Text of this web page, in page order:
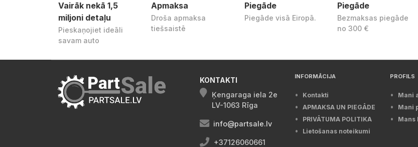
Vairāk nekā 1,5
miljoni detaļu
Pieskaņojiet ideāli
savam auto
Apmaksa
Droša apmaksa
tiešsaistē
Piegāde
Piegāde visā Eiropā.
Piegāde
Bezmaksas piegāde
no 300 €
KONTAKTI
Ķengaraga iela 2e
LV-1063 Rīga
info@partsale.lv
+37126060661
INFORMĀCIJA
Kontakti
APMAKSA UN PIEGĀDE
PRIVĀTUMA POLITIKA
Lietošanas noteikumi
PROFILS
Mani
Mani
Mans